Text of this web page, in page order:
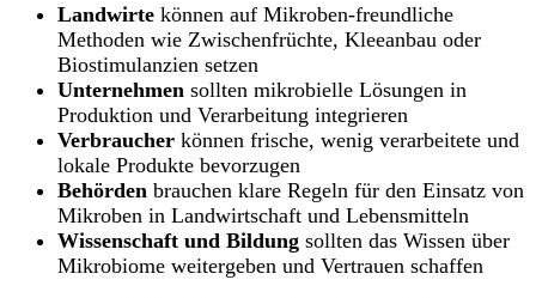
Landwirte können auf Mikroben-freundliche
Methoden wie Zwischenfrüchte, Kleeanbau oder
Biostimulanzien setzen
Unternehmen sollten mikrobielle Lösungen in
Produktion und Verarbeitung integrieren
Verbraucher können frische, wenig verarbeitete und
lokale Produkte bevorzugen
Behörden brauchen klare Regeln für den Einsatz von
Mikroben in Landwirtschaft und Lebensmitteln
Wissenschaft und Bildung sollten das Wissen über
Mikrobiome weitergeben und Vertrauen schaffen